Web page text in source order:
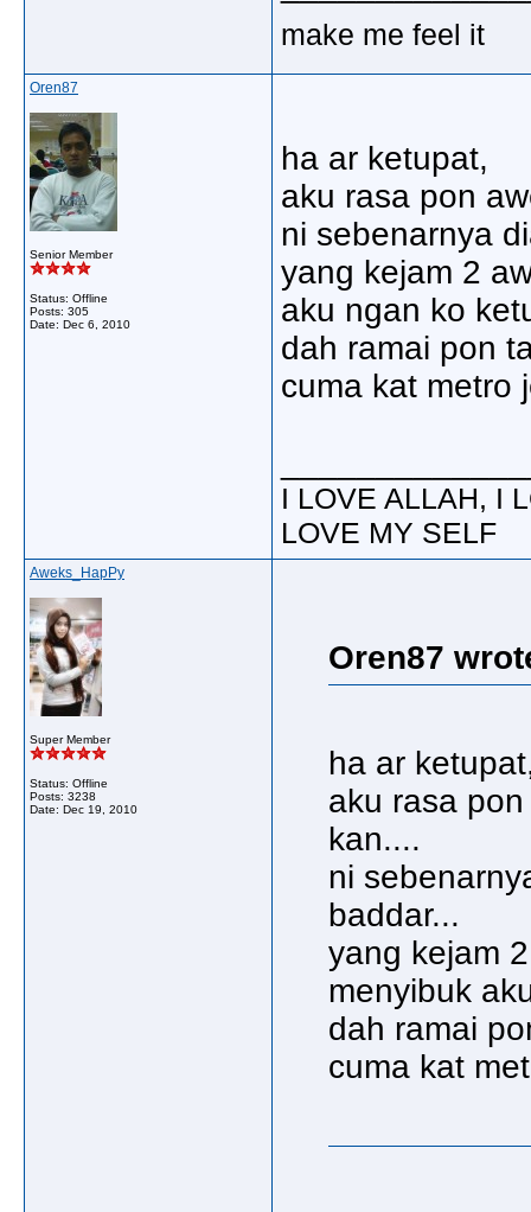
make me feel it
Oren87
Senior Member
Status: Offline
Posts: 305
Date: Dec 6, 2010
ha ar ketupat,
aku rasa pon
ni sebenarnya
yang kejam 2
aku ngan ko
dah ramai pon
cuma kat metro
I LOVE ALLAH, I
LOVE MY SELF
Aweks_HapPy
Super Member
Status: Offline
Posts: 3238
Date: Dec 19, 2010
Oren87
ha ar
aku rasa
kan....
ni
baddar...
yang kejam
menyibuk
dah ramai
cuma kat